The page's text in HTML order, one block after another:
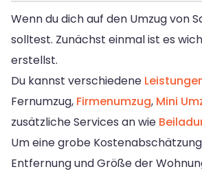
Wenn du dich auf den Umzug von
solltest. Zunächst einmal ist es
erstellst.
Du kannst verschiedene
Fernumzug, Firmenumzug, Mini
zusätzliche Services an wie
Um eine grobe
Entfernung und Größe der